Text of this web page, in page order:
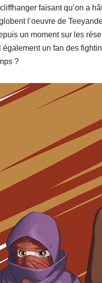
faisant qu’on a
l’oeuvre de
un moment sur les
un fan des
?